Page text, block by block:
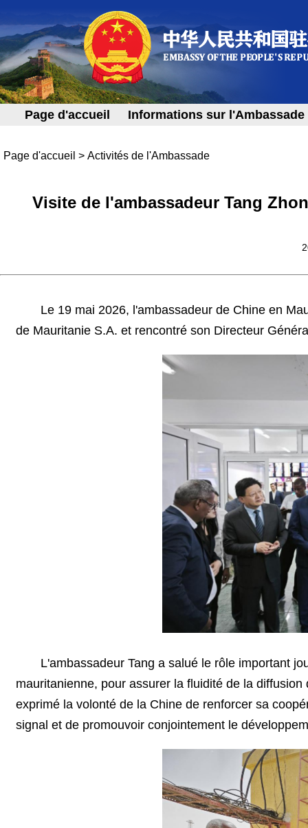
Page d'accueil Informations sur l'Ambassade
Page d'accueil > Activités de l'Ambassade
Visite de l'ambassadeur Tang
Le 19 mai 2026, l'ambassadeur de Chine en
de Mauritanie S.A. et rencontré son Directeur
L'ambassadeur Tang a salué le rôle important
mauritanienne, pour assurer la fluidité de la
exprimé la volonté de la Chine de renforcer sa
signal et de promouvoir conjointement le